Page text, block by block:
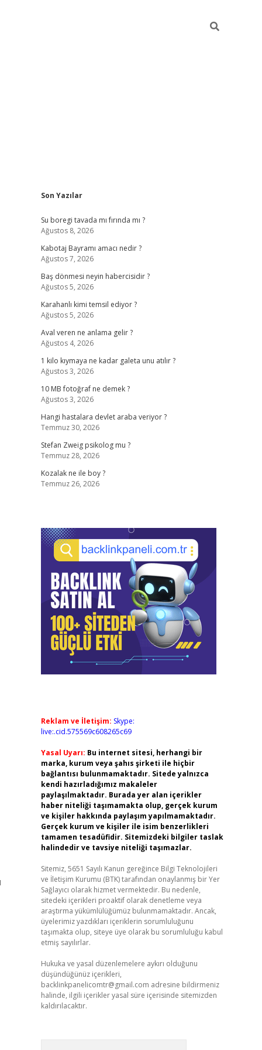
Sidebar
Son Yazılar
Su boregi tavada mı fırında mı ?
Ağustos 8, 2026
Kabotaj Bayramı amacı nedir ?
Ağustos 7, 2026
Baş dönmesi neyin habercisidir ?
Ağustos 5, 2026
Karahanlı kimi temsil ediyor ?
Ağustos 5, 2026
Aval veren ne anlama gelir ?
Ağustos 4, 2026
1 kilo kıymaya ne kadar galeta unu atılır ?
Ağustos 3, 2026
10 MB fotoğraf ne demek ?
Ağustos 3, 2026
Hangi hastalara devlet araba veriyor ?
Temmuz 30, 2026
Stefan Zweig psikolog mu ?
Temmuz 28, 2026
Kozalak ne ile boy ?
Temmuz 26, 2026
Reklam ve İletişim: Skype:
live:.cid.575569c608265c69
Yasal Uyarı: Bu internet sitesi, herhangi bir
marka, kurum veya şahıs şirketi ile hiçbir
bağlantısı bulunmamaktadır. Sitede yalnızca
kendi hazırladığımız makaleler
paylaşılmaktadır. Burada yer alan içerikler
haber niteliği taşımamakta olup, gerçek kurum
ve kişiler hakkında paylaşım yapılmamaktadır.
Gerçek kurum ve kişiler ile isim benzerlikleri
tamamen tesadüfidir. Sitemizdeki bilgiler taslak
halindedir ve tavsiye niteliği taşımazlar.
Sitemiz, 5651 Sayılı Kanun gereğince Bilgi Teknolojileri
ve İletişim Kurumu (BTK) tarafından onaylanmış bir Yer
Sağlayıcı olarak hizmet vermektedir. Bu nedenle,
sitedeki içerikleri proaktif olarak denetleme veya
araştırma yükümlülüğümüz bulunmamaktadır. Ancak,
üyelerimiz yazdıkları içeriklerin sorumluluğunu
taşımakta olup, siteye üye olarak bu sorumluluğu kabul
etmiş sayılırlar.
Hukuka ve yasal düzenlemelere aykırı olduğunu
düşündüğünüz içerikleri,
backlinkpanelicomtr@gmail.com adresine bildirmeniz
halinde, ilgili içerikler yasal süre içerisinde sitemizden
kaldırılacaktır.
ilbetvd casino giriş